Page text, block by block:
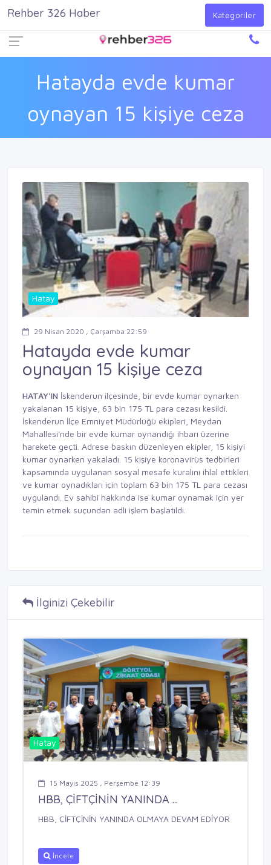
Giriş Yap
Hatayda evde kumar
oynayan 15 kişiye ceza
Rehber 326 Haber Kategoriler
Hatay
29 Nisan 2020 , Çarşamba 22:59
Hatayda evde kumar
oynayan 15 kişiye ceza
HATAY'IN İskenderun ilçesinde, bir evde kumar oynarken
yakalanan 15 kişiye, 63 bin 175 TL para cezası kesildi.
İskenderun İlçe Emniyet Müdürlüğü ekipleri, Meydan
Mahallesi'nde bir evde kumar oynandığı ihbarı üzerine
harekete geçti. Adrese baskın düzenleyen ekipler, 15 kişiyi
kumar oynarken yakaladı. 15 kişiye koronavirüs tedbirleri
kapsamında uygulanan sosyal mesafe kuralını ihlal ettikleri
ve kumar oynadıkları için toplam 63 bin 175 TL para cezası
uygulandı. Ev sahibi hakkında ise kumar oynamak için yer
temin etmek suçundan adli işlem başlatıldı.
İlginizi Çekebilir
Hatay
15 Mayıs 2025 , Perşembe 12:39
HBB, ÇİFTÇİNİN YANINDA ...
HBB, ÇİFTÇİNİN YANINDA OLMAYA DEVAM EDİYOR
İncele